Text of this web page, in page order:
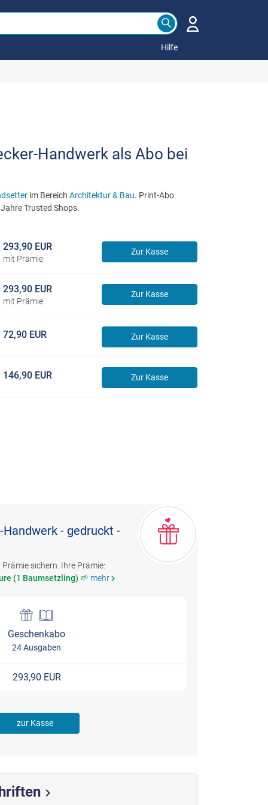
Hilfe
Handwerk als Abo bei
im Bereich Architektur & Bau. Print-Abo
Trusted Shops.
Zur Kasse
293,90 EUR
mit Prämie
Zur Kasse
293,90 EUR
mit Prämie
Zur Kasse
72,90 EUR
Zur Kasse
146,90 EUR
Handwerk - gedruckt -
sichern. Ihre Prämie:
(1 Baumsetzling) 🌱 mehrchevron_right
Geschenkabo
24 Ausgaben
293,90 EUR
zur Kasse
chevron_right